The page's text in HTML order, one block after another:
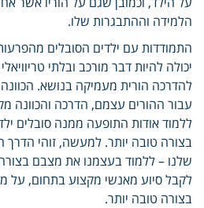
הלמידה וההתבגרות שלו.
התמודדות עם ילדים הסובלים
יכולה להיות דבר מורכב ובלתי
להדרכה הורית מעמיקה בנושא.
עבור ההורים עצמם, הדרכה והכוונה
ללמוד אודות התופעה ממנה סובלים
בצורה טובה יותר. למעשה, זוהי הדרך
שלנו – ללמוד בעצמנו את מצבם
לקבל סיוע מאנשי מקצוע בתחום, על
בצורה טובה יותר.